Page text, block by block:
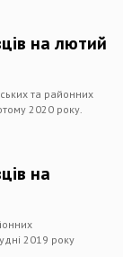
на лютий
та районних
2020 року.
на
2019 року